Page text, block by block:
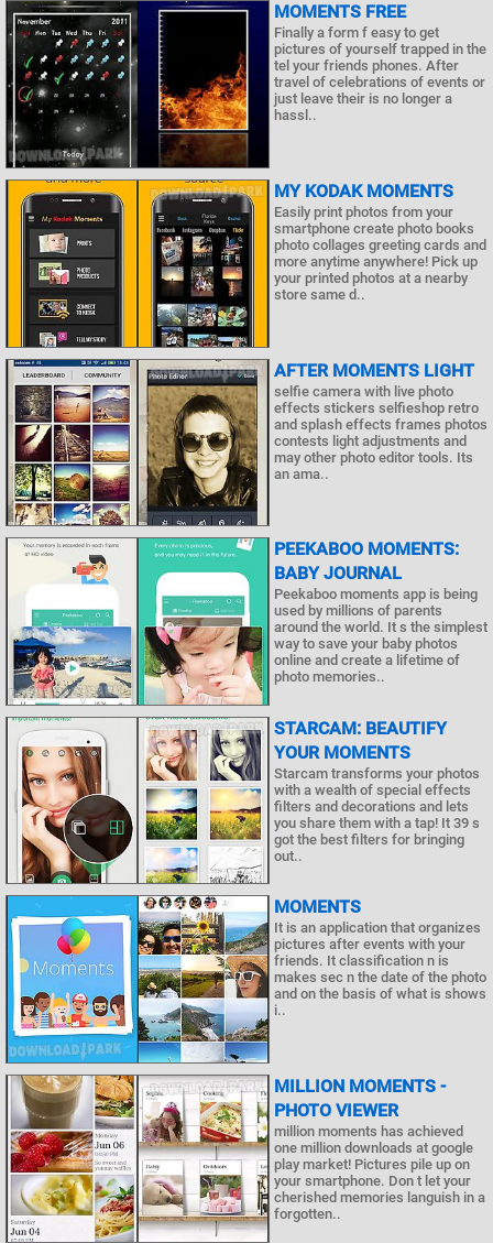
MOMENTS FREE
Finally a form f easy to get
pictures of yourself trapped in the
tel your friends phones. After
travel of celebrations of events or
just leave their is no longer a
hassl..
MY KODAK MOMENTS
Easily print photos from your
smartphone create photo books
photo collages greeting cards and
more anytime anywhere! Pick up
your printed photos at a nearby
store same d..
AFTER MOMENTS LIGHT
selfie camera with live photo
effects stickers selfieshop retro
and splash effects frames photos
contests light adjustments and
may other photo editor tools. Its
an ama..
PEEKABOO MOMENTS:
BABY JOURNAL
Peekaboo moments app is being
used by millions of parents
around the world. It s the simplest
way to save your baby photos
online and create a lifetime of
photo memories..
STARCAM: BEAUTIFY
YOUR MOMENTS
Starcam transforms your photos
with a wealth of special effects
filters and decorations and lets
you share them with a tap! It 39 s
got the best filters for bringing
out..
MOMENTS
It is an application that organizes
pictures after events with your
friends. It classification n is
makes sec n the date of the photo
and on the basis of what is shows
i..
MILLION MOMENTS -
PHOTO VIEWER
million moments has achieved
one million downloads at google
play market! Pictures pile up on
your smartphone. Don t let your
cherished memories languish in a
forgotten..